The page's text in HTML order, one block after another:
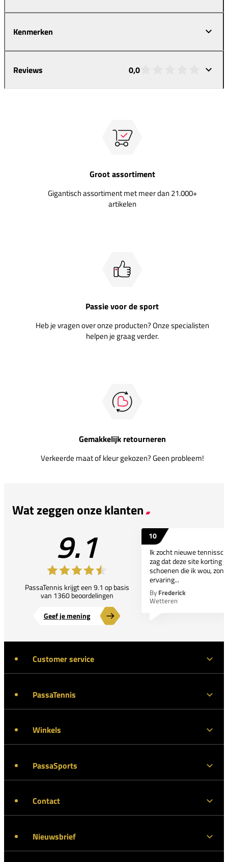
Kenmerken
Reviews 0,0
Groot assortiment
Gigantisch assortiment met meer dan 21.000+
artikelen
Passie voor de sport
Heb je vragen over onze producten? Onze specialisten
helpen je graag verder.
Gemakkelijk retourneren
Verkeerde maat of kleur gekozen? Geen probleem!
Wat zeggen onze klanten
9.1
PassaTennis krijgt een 9.1 op basis
van 1360 beoordelingen
Geef je mening
10
Ik zocht nieuwe
zag dat deze site korting
schoenen die ik wou,
ervaring...
By Frederick
Wetteren
Customer service
PassaTennis
Winkels
PassaSports
Contact
Nieuwsbrief